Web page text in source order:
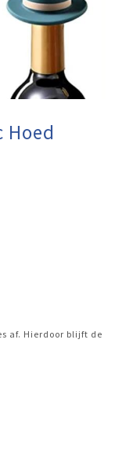
af. Hierdoor blijft de